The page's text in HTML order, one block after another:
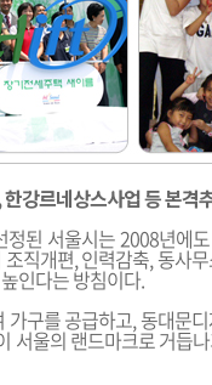
강르네상스사업 등 본격
된 서울시는 2008년에
직개편, 인력감축, 동사
인다는 방침이다.
구를 공급하고, 동대문
서울의 랜드마크로 거듭